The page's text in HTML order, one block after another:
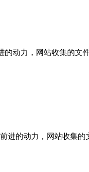
动力，网站收集的文
进的动力，网站收集